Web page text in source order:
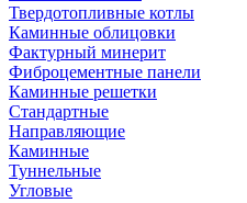
Твердотопливные котлы
Каминные облицовки
Фактурный минерит
Фиброцементные панели
Каминные решетки
Стандартные
Направляющие
Каминные
Туннельные
Угловые